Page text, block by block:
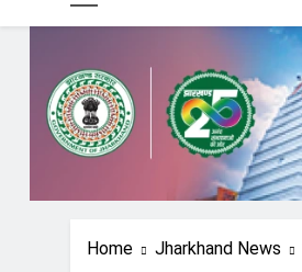
Home Jharkhand News